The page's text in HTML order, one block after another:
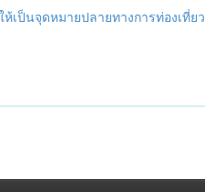
ป็นจุดหมายปลายทางการท่องเที่ยว